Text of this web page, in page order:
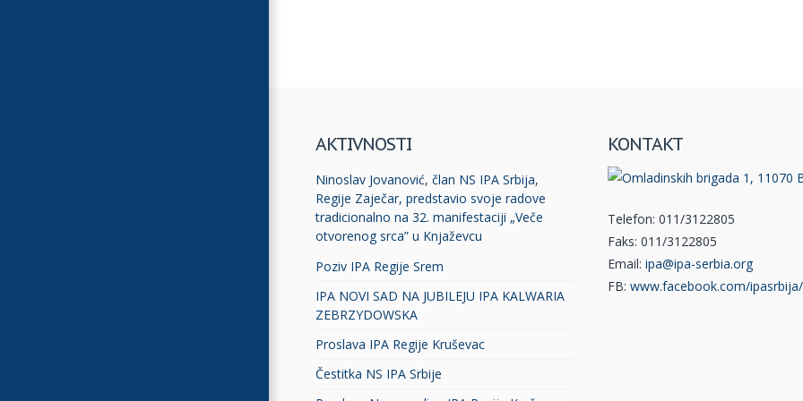
AKTIVNOSTI
Ninoslav Jovanović, član NS IPA Srbija,
Regije Zaječar, predstavio svoje radove
tradicionalno na 32. manifestaciji „Veče
otvorenog srca” u Knjaževcu
Poziv IPA Regije Srem
IPA NOVI SAD NA JUBILEJU IPA KALWARIA
ZEBRZYDOWSKA
Proslava IPA Regije Kruševac
Čestitka NS IPA Srbije
KONTAKT
Telefon: 011/3122805
Faks: 011/3122805
Email: ipa@ipa-serbia.org
FB: www.facebook.com/ipasrbija/